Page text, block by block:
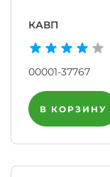
КАВП
00001-37767
В КОРЗИНУ